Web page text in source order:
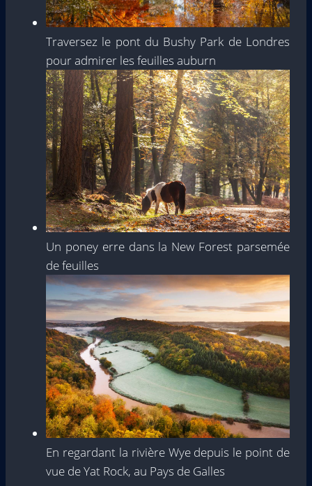
Traversez le pont du Bushy Park de Londres
pour admirer les feuilles auburn
Un poney erre dans la New Forest parsemée
de feuilles
En regardant la rivière Wye depuis le point de
vue de Yat Rock, au Pays de Galles